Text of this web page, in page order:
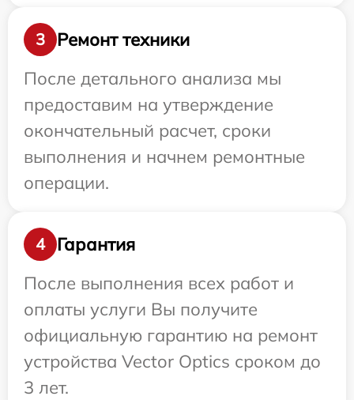
3
Ремонт техники
После детального анализа мы
предоставим на утверждение
окончательный расчет, сроки
выполнения и начнем ремонтные
операции.
4
Гарантия
После выполнения всех работ и
оплаты услуги Вы получите
официальную гарантию на ремонт
устройства Vector Optics сроком до
3 лет.